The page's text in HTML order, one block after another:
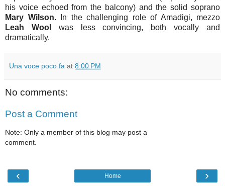
his voice echoed from the balcony) and the solid soprano
Mary Wilson. In the challenging role of Amadigi, mezzo
Leah Wool
was less convincing, both vocally and
dramatically.
Una voce poco fa at 8:00 PM
No comments:
Post a Comment
Note: Only a member of this blog may post a
comment.
‹ ›
Home